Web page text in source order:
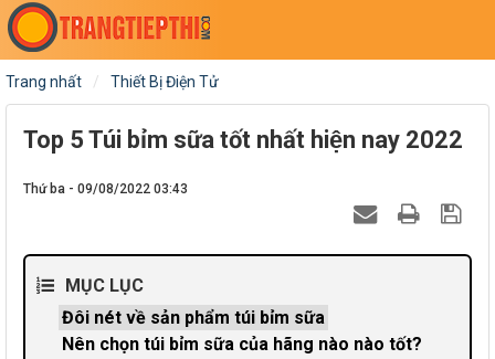
Trang nhất Thiết Bị Điện Tử
Top 5 Túi bỉm sữa tốt nhất hiện nay 2022
Thứ ba - 09/08/2022 03:43
MỤC LỤC
Đôi nét về sản phẩm túi bỉm sữa
Nên chọn túi bỉm sữa của hãng nào nào tốt?